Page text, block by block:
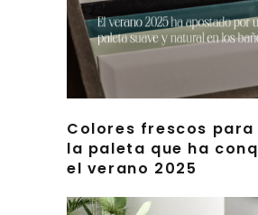
Colores frescos para
la paleta que ha
el verano 2025